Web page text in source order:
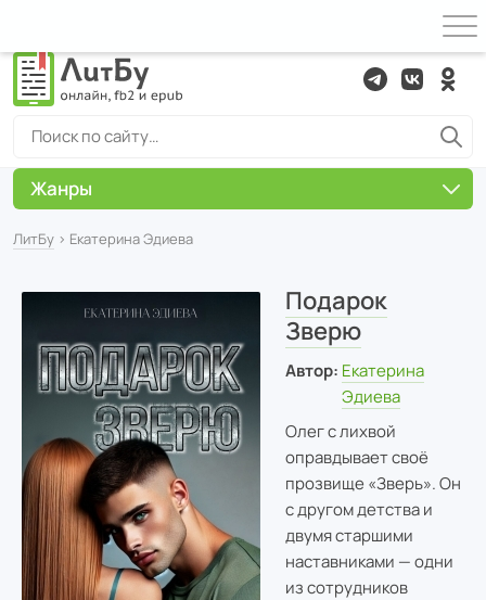
ЛитБу › Екатерина Эдиева
Подарок
Зверю
Автор: Екатерина
Эдиева
Олег с лихвой
оправдывает своё
прозвище «Зверь». Он
с другом детства и
двумя старшими
наставниками — одни
из сотрудников
Жанры